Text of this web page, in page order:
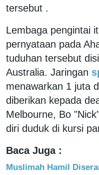
tersebut .
Lembaga pengintai
pernyataan pada
tuduhan tersebut
Australia. Jaringan
menawarkan 1 juta
diberikan kepada
Melbourne, Bo
diri duduk di kursi
Baca Juga :
Muslimah Hamil